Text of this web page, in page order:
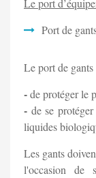
Le port
Port de
Le port de
-de protéger le
- de se
liquides
Les gants
l'occasion de